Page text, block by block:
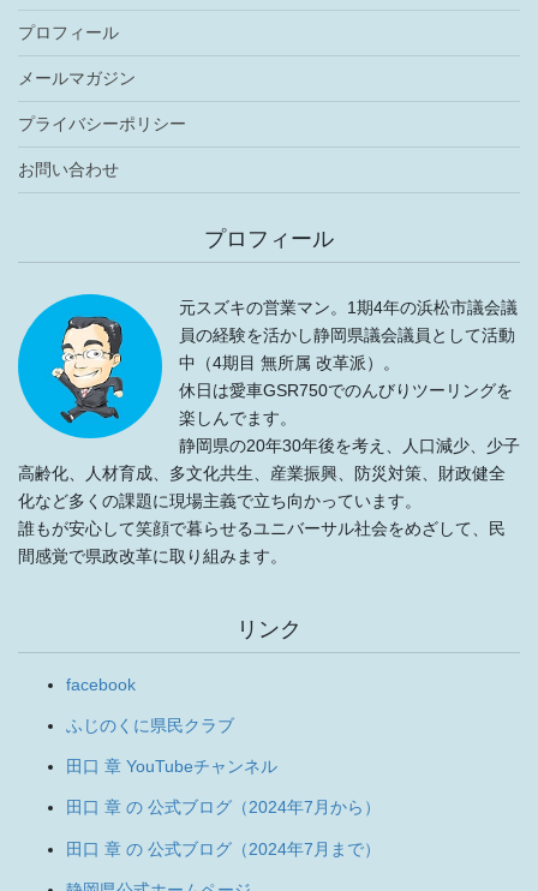
プロフィール
メールマガジン
プライバシーポリシー
お問い合わせ
プロフィール
元スズキの営業マン。1期4年の浜松市議会議
員の経験を活かし静岡県議会議員として活動
中（4期目 無所属 改革派）。
休日は愛車GSR750でのんびりツーリングを
楽しんでます。
静岡県の20年30年後を考え、人口減少、少子
高齢化、人材育成、多文化共生、産業振興、防災対策、財政健全
化など多くの課題に現場主義で立ち向かっています。
誰もが安心して笑顔で暮らせるユニバーサル社会をめざして、民
間感覚で県政改革に取り組みます。
リンク
facebook
ふじのくに県民クラブ
田口 章 YouTubeチャンネル
田口 章 の 公式ブログ（2024年7月から）
田口 章 の 公式ブログ（2024年7月まで）